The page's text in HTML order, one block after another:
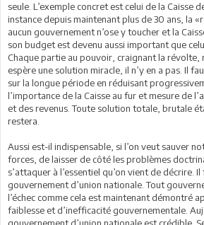
seule. L’exemple concret est celui de la Caisse
instance depuis maintenant plus de 30 ans, la
aucun gouvernement n’ose y toucher et la
son budget est devenu aussi important que
Chaque partie au pouvoir, craignant la révolte,
espère une solution miracle, il n’y en a pas. Il
sur la longue période en réduisant
l’importance de la Caisse au fur et mesure de
et des revenus. Toute solution totale, brutale
restera.
Aussi est-il indispensable, si l’on veut sauver
forces, de laisser de côté les problèmes
s’attaquer à l’essentiel qu’on vient de décrire.
gouvernement d’union nationale. Tout
l’échec comme cela est maintenant démontré
faiblesse et d’inefficacité gouvernementale.